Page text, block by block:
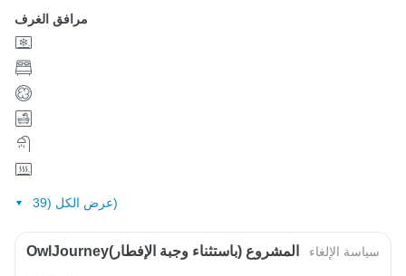
مرافق الغرف
عرض الكل (39)
OwlJourneyالمشروع (باستثناء وجبة الإفطار) سياسة الإلغاء